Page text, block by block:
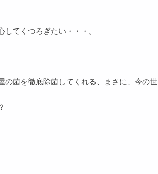
てくつろぎたい・・・。
の菌を徹底除菌してくれる、まさに、今の世